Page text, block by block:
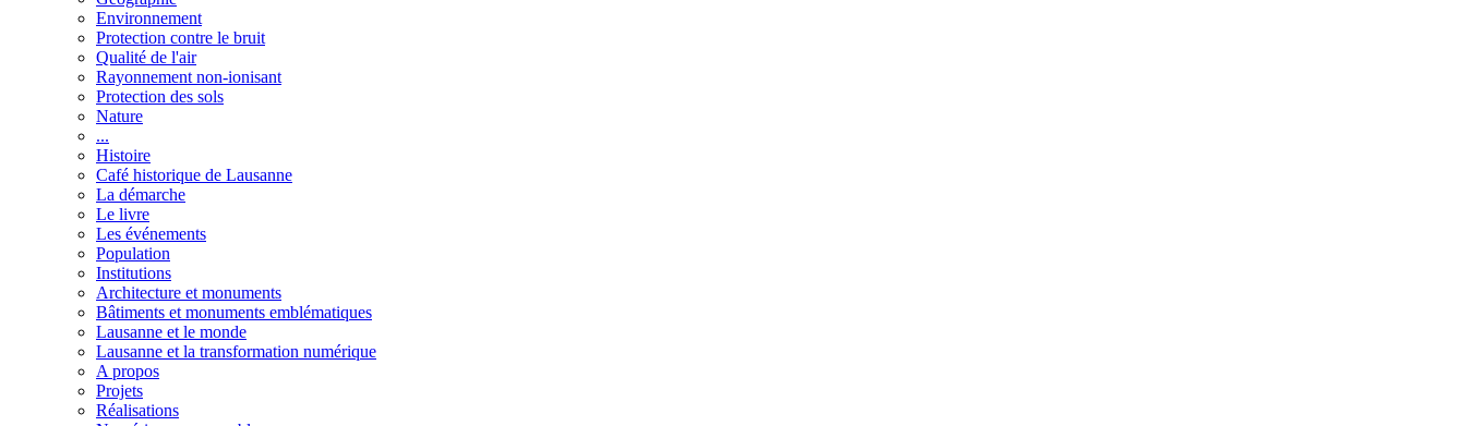
Environnement
Protection contre le bruit
Qualité de l'air
Rayonnement non-ionisant
Protection des sols
Nature
...
Histoire
Café historique de Lausanne
La démarche
Le livre
Les événements
Population
Institutions
Architecture et monuments
Bâtiments et monuments emblématiques
Lausanne et le monde
Lausanne et la transformation numérique
A propos
Projets
Réalisations